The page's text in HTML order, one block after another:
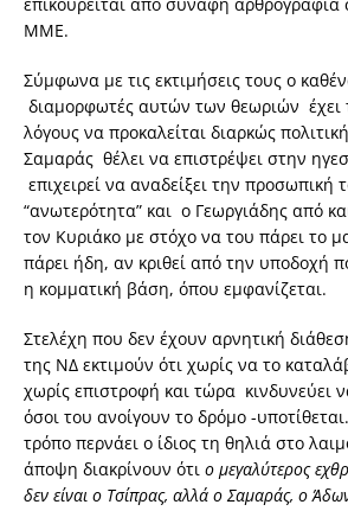
ΜΜΕ.
Σύμφωνα με τις εκτιμήσεις τους ο
διαμορφωτές αυτών των θεωριών έχει
λόγους να προκαλείται διαρκώς
Σαμαράς θέλει να επιστρέψει στην
επιχειρεί να αναδείξει την προσωπική
“ανωτερότητα” και ο Γεωργιάδης από
τον Κυριάκο με στόχο να του πάρει το
πάρει ήδη, αν κριθεί από την υποδοχή
η κομματική βάση, όπου εμφανίζεται.
Στελέχη που δεν έχουν αρνητική
της ΝΔ εκτιμούν ότι χωρίς να το
χωρίς επιστροφή και τώρα κινδυνεύει
όσοι του ανοίγουν το δρόμο -
τρόπο περνάει ο ίδιος τη θηλιά στο
άποψη διακρίνουν ότι ο μεγαλύτερος
δεν είναι ο Τσίπρας, αλλά ο Σαμαράς, ο